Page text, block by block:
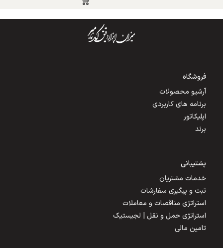
فروشگاه
آرشیو محصولات
برنامه های کاربردی
اپلیکاتور
برند
پشتیبانی
خدمات مشتریان
ثبت و پیگیری سفارشات
استراتژی مناقصات و معاملات
استراتژی حمل و نقل | لجیستیک
تامین مالی